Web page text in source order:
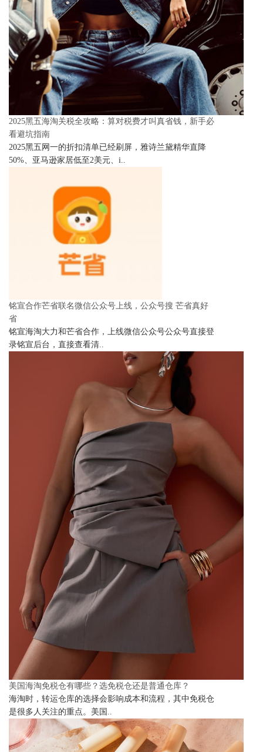
2025黑五海淘关税全攻略：算对税费才叫真省钱，新手必
看避坑指南
2025黑五网一的折扣清单已经刷屏，雅诗兰黛精华直降
50%、亚马逊家居低至2美元、i..
铭宣合作芒省联名微信公众号上线，公众号搜 芒省真好
省
铭宣海淘大力和芒省合作，上线微信公众号公众号直接登
录铭宣后台，直接查看清..
美国海淘免税仓有哪些？选免税仓还是普通仓库？
海淘时，转运仓库的选择会影响成本和流程，其中免税仓
是很多人关注的重点。美国..